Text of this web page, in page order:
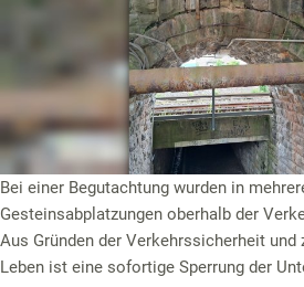
Haushaltsplan
Satzungen und
Bei einer Begutachtung wurden in
Gesteinsabplatzungen oberhalb der
Aus Gründen der Verkehrssicherheit und
Leben ist eine sofortige Sperrung der